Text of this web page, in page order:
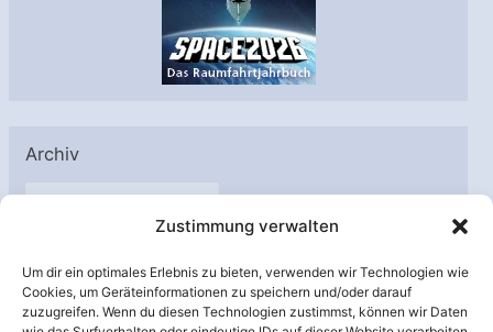
Zustimmung verwalten
Um dir ein optimales Erlebnis zu bieten, verwenden wir Technologien wie
Cookies, um Geräteinformationen zu speichern und/oder darauf
zuzugreifen. Wenn du diesen Technologien zustimmst, können wir Daten
Archiv
A
h
i
Unterstützt von: